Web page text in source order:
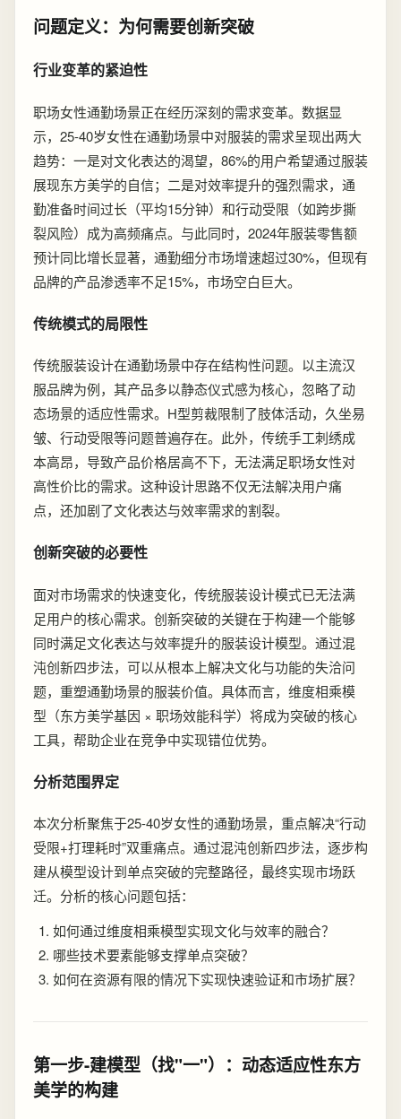
问题定义：为何需要创新突破
行业变革的紧迫性
职场女性通勤场景正在经历深刻的需求变革。数据显
示，25-40岁女性在通勤场景中对服装的需求呈现出两大
趋势：一是对文化表达的渴望，86%的用户希望通过服装
展现东方美学的自信；二是对效率提升的强烈需求，通
勤准备时间过长（平均15分钟）和行动受限（如跨步撕
裂风险）成为高频痛点。与此同时，2024年服装零售额
预计同比增长显著，通勤细分市场增速超过30%，但现有
品牌的产品渗透率不足15%，市场空白巨大。
传统模式的局限性
传统服装设计在通勤场景中存在结构性问题。以主流汉
服品牌为例，其产品多以静态仪式感为核心，忽略了动
态场景的适应性需求。H型剪裁限制了肢体活动，久坐易
皱、行动受限等问题普遍存在。此外，传统手工刺绣成
本高昂，导致产品价格居高不下，无法满足职场女性对
高性价比的需求。这种设计思路不仅无法解决用户痛
点，还加剧了文化表达与效率需求的割裂。
创新突破的必要性
面对市场需求的快速变化，传统服装设计模式已无法满
足用户的核心需求。创新突破的关键在于构建一个能够
同时满足文化表达与效率提升的服装设计模型。通过混
沌创新四步法，可以从根本上解决文化与功能的失洽问
题，重塑通勤场景的服装价值。具体而言，维度相乘模
型（东方美学基因 × 职场效能科学）将成为突破的核心
工具，帮助企业在竞争中实现错位优势。
分析范围界定
本次分析聚焦于25-40岁女性的通勤场景，重点解决“行动
受限+打理耗时”双重痛点。通过混沌创新四步法，逐步构
建从模型设计到单点突破的完整路径，最终实现市场跃
迁。分析的核心问题包括：
如何通过维度相乘模型实现文化与效率的融合？
哪些技术要素能够支撑单点突破？
如何在资源有限的情况下实现快速验证和市场扩展？
第一步-建模型（找"一"）：动态适应性东方
美学的构建